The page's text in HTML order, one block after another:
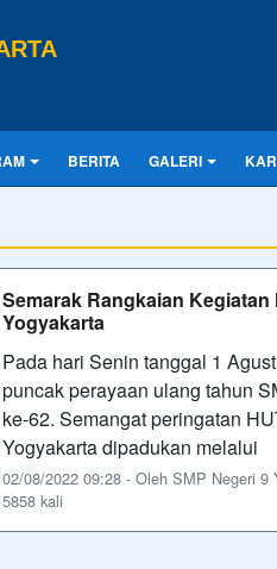
BERITA GALERI
Semarak Rangkaian Kegiatan
Yogyakarta
Pada hari Senin tanggal 1
puncak perayaan ulang tahun
ke-62. Semangat peringatan
Yogyakarta dipadukan melalui
02/08/2022 09:28 - Oleh SMP Negeri 9
5858 kali